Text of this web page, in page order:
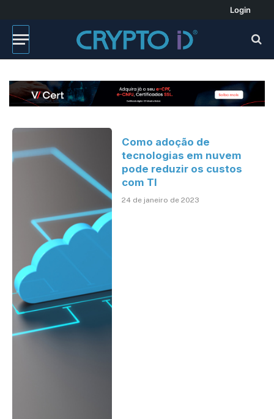
Login
Como adoção de
tecnologias em nuvem
pode reduzir os custos
com TI
24 de janeiro de 2023